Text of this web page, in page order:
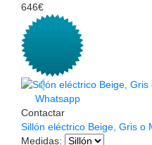
646€
Whatsapp
Contactar
Sillón eléctrico Beige, Gris o
Medidas: